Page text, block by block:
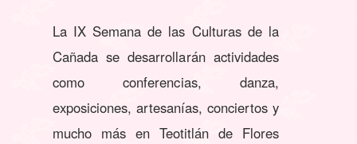
La IX Semana de las Culturas de la
Cañada se desarrollarán actividades
como conferencias, danza,
exposiciones, artesanías, conciertos y
mucho más en Teotitlán de Flores